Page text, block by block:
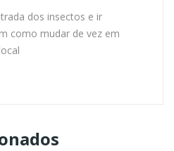
dos insectos e ir
como mudar de vez em